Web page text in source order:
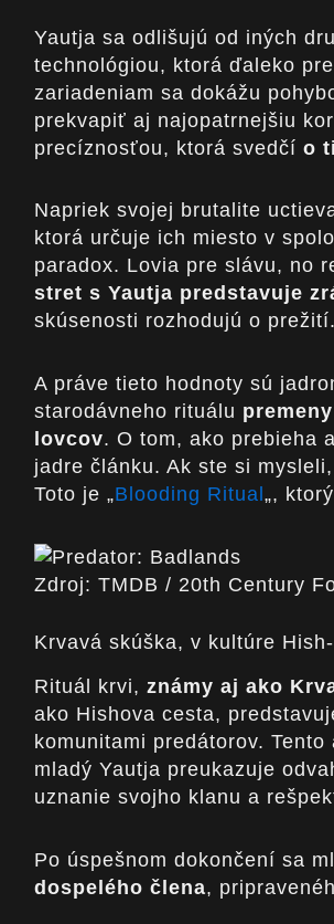
Yautja sa odlišujú od iných
technológiou, ktorá ďaleko
zariadeniam sa dokážu
prekvapiť aj najopatrnejšiu
precíznosťou, ktorá svedčí o
Napriek svojej brutalite
ktorá určuje ich miesto v
paradox. Lovia pre slávu, no
stret s Yautja predstavuje
skúsenosti rozhodujú o prežití.
A práve tieto hodnoty sú
starodávneho rituálu
lovcov. O tom, ako prebieha
jadre článku. Ak ste si
Toto je „Blooding Ritual„,
Zdroj: TMDB / 20th Century
Krvavá skúška, v kultúre
Rituál krvi, známy aj ako
ako Hishova cesta,
komunitami predátorov.
mladý Yautja preukazuje
uznanie svojho klanu a
Po úspešnom dokončení sa
dospelého člena,